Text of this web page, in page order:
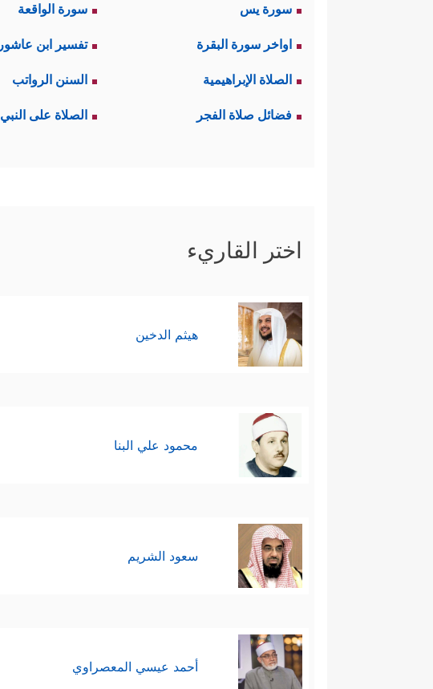
سورة يس سورة الواقعة
اواخر سورة البقرة تفسير ابن عاشور
الصلاة الإبراهيمية السنن الرواتب
فضائل صلاة الفجر الصلاة على النبي
اختر القاريء
هيثم الدخين
محمود علي البنا
سعود الشريم
أحمد عيسي المعصراوي